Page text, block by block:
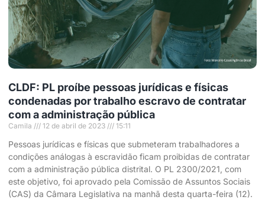
CLDF: PL proíbe pessoas jurídicas e físicas
condenadas por trabalho escravo de contratar
com a administração pública
Camila 12 de abril de 2023 15:11
Pessoas jurídicas e físicas que submeteram trabalhadores a
condições análogas à escravidão ficam proibidas de contratar
com a administração pública distrital. O PL 2300/2021, com
este objetivo, foi aprovado pela Comissão de Assuntos Sociais
(CAS) da Câmara Legislativa na manhã desta quarta-feira (12).